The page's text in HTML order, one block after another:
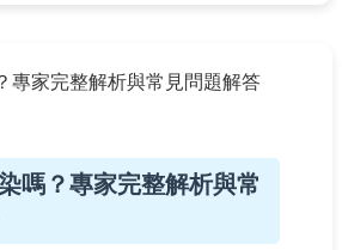
嗎？專家完整解析與常